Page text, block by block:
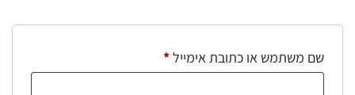
שם משתמש או כתובת אימייל*חובה